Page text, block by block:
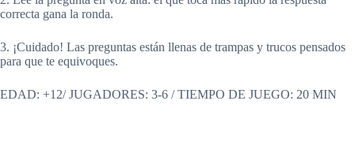
correcta gana la ronda.
3. ¡Cuidado! Las preguntas están llenas de trampas y trucos pensados
para que te equivoques.
EDAD: +12/ JUGADORES: 3-6 / TIEMPO DE JUEGO: 20 MIN